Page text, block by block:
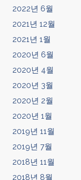
2022년 6월
2021년 12월
2021년 1월
2020년 6월
2020년 4월
2020년 3월
2020년 2월
2020년 1월
2019년 11월
2019년 7월
2018년 11월
2018년 8월